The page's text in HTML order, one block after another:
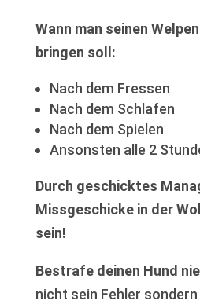
Wann man seinen
bringen soll:
Nach dem Fressen
Nach dem Schlafen
Nach dem Spielen
Ansonsten alle 2
Durch geschicktes
Missgeschicke in der
sein!
Bestrafe deinen Hund
nicht sein Fehler sondern